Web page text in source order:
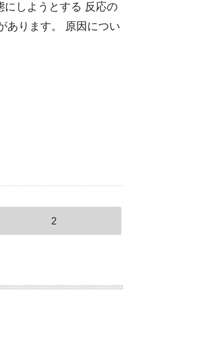
にしようとする 反応の
あります。 原因につい
2